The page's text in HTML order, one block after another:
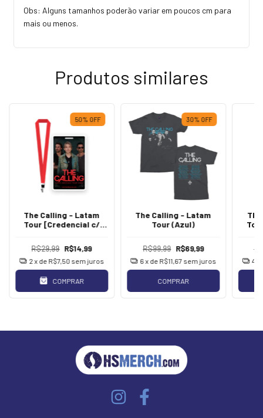
Obs: Alguns tamanhos poderão variar em poucos cm para
mais ou menos.
Produtos similares
50% OFF
The Calling - Latam
Tour [Credencial c/
R$29,99 R$14,99
2x de R$7,50 sem juros
COMPRAR
30% OFF
The Calling - Latam
Tour (Azul)
R$99,99 R$69,99
6x de R$11,67 sem juros
COMPRAR
4